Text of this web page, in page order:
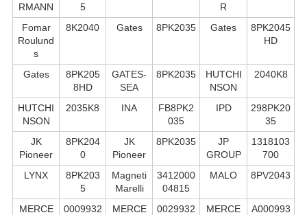
RMANN
5
R
Fomar
Roulund
s
8K2040 Gates 8PK2035 Gates
8PK2045
HD
Gates
8PK205
8HD
GATES-
SEA
8PK2035
HUTCHI
NSON
2040K8
HUTCHI
NSON
2035K8 INA
FB8PK2
035
IPD
298PK20
35
JK
Pioneer
8PK204
0
JK
Pioneer
8PK2035
JP
GROUP
1318103
700
LYNX
8PK203
5
Magneti
Marelli
3412000
04815
MALO 8PV2043
MERCE 0009932 MERCE 0029932 MERCE A000993